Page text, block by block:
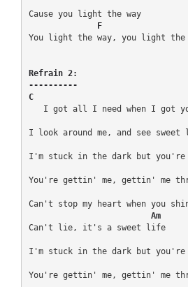
Cause you light the way
   F
You light the way, you light the
Refrain 2:
----------
C
I got all I need when I got
I look around me, and see
I'm stuck in the dark but
You're gettin' me, gettin' me
Can't stop my heart when you
Am
Can't lie, it's a sweet life
I'm stuck in the dark but
You're gettin' me, gettin' me